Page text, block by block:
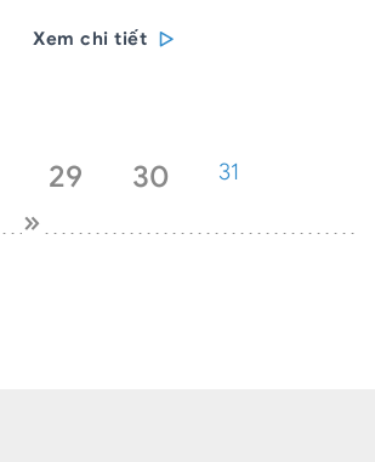
Xem chi tiết
29 30 31
»